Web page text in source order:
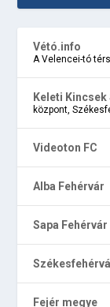
Vétó.info
A Velencei-tó
Keleti Kincsek
központ,
Videoton FC
Alba Fehérvár
Sapa Fehérvár
Fejér megye